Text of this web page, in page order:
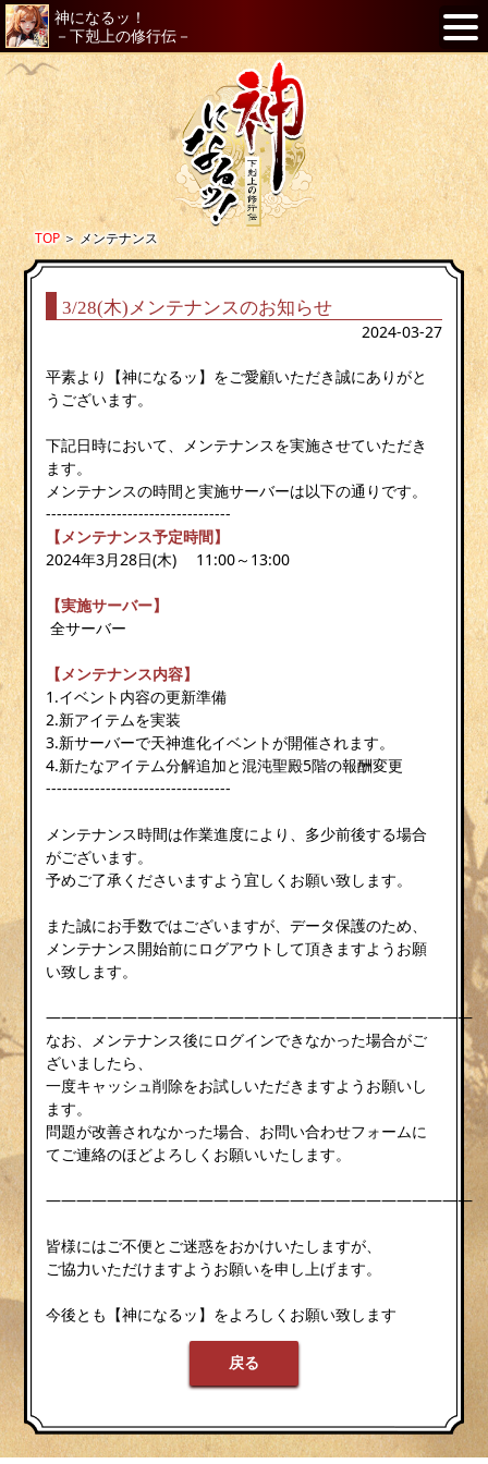
神になるッ！
－下剋上の修行伝－
TOP＞メンテナンス
3/28(木)メンテナンスのお知らせ
2024-03-27
平素より【神になるッ】をご愛顧いただき誠にありがと
うございます。
下記日時において、メンテナンスを実施させていただき
ます。
メンテナンスの時間と実施サーバーは以下の通りです。
----------------------------------
【メンテナンス予定時間】
2024年3月28日(木) 11:00～13:00
【実施サーバー】
全サーバー
【メンテナンス内容】
1.イベント内容の更新準備
2.新アイテムを実装
3.新サーバーで天神進化イベントが開催されます。
4.新たなアイテム分解追加と混沌聖殿5階の報酬変更
----------------------------------
メンテナンス時間は作業進度により、多少前後する場合
がございます。
予めご了承くださいますよう宜しくお願い致します。
また誠にお手数ではございますが、データ保護のため、
メンテナンス開始前にログアウトして頂きますようお願
い致します。
————————————————————————————
なお、メンテナンス後にログインできなかった場合がご
ざいましたら、
一度キャッシュ削除をお試しいただきますようお願いし
ます。
問題が改善されなかった場合、お問い合わせフォームに
てご連絡のほどよろしくお願いいたします。
————————————————————————————
皆様にはご不便とご迷惑をおかけいたしますが、
ご協力いただけますようお願いを申し上げます。
今後とも【神になるッ】をよろしくお願い致します
戻る